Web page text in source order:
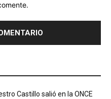
Castillo salió en la ONCE